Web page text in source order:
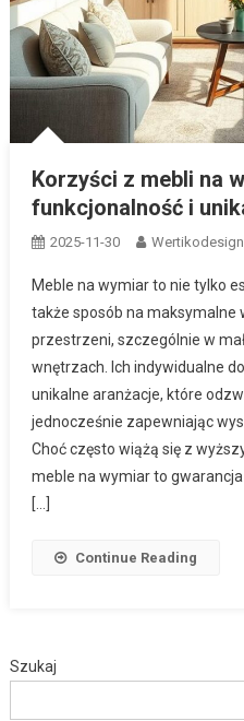
Korzyści z mebli na
funkcjonalność i
2025-11-30
Meble na wymiar to nie tylko
także sposób na maksymalne
przestrzeni, szczególnie w
wnętrzach. Ich indywidualne
unikalne aranżacje, które
jednocześnie zapewniając
Choć często wiążą się z
meble na wymiar to
[…]
Continue Reading
Szukaj